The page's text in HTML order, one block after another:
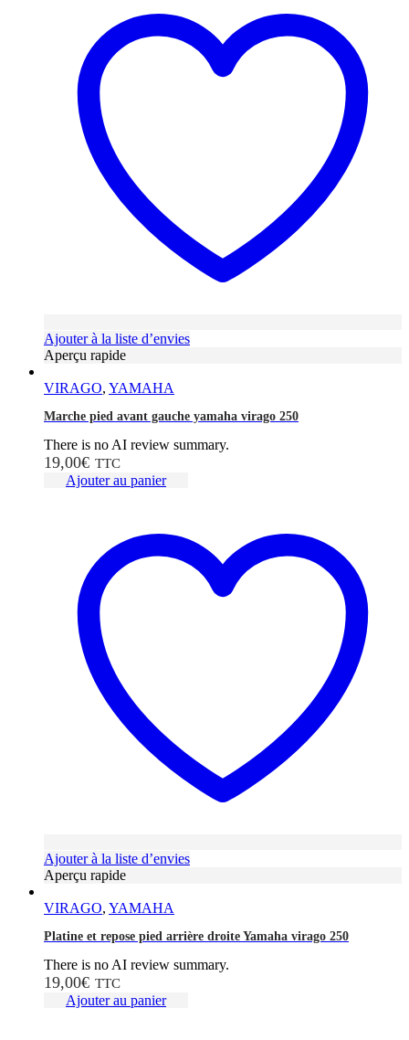
Ajouter à la liste d’envies
Aperçu rapide
VIRAGO, YAMAHA
Marche pied avant gauche yamaha virago 250
There is no AI review summary.
19,00€ TTC
Ajouter au panier
Ajouter à la liste d’envies
Aperçu rapide
VIRAGO, YAMAHA
Platine et repose pied arrière droite Yamaha virago 250
There is no AI review summary.
19,00€ TTC
Ajouter au panier